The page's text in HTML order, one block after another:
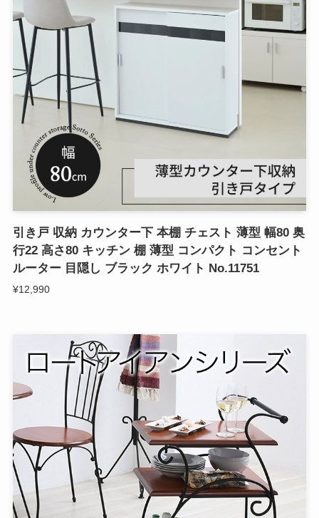
引き戸 収納 カウンター下 本棚 チェスト 薄型 幅80 奥
行22 高さ80 キッチン 棚 薄型 コンパクト コンセント
ルーター 目隠し ブラック ホワイト No.11751
¥12,990